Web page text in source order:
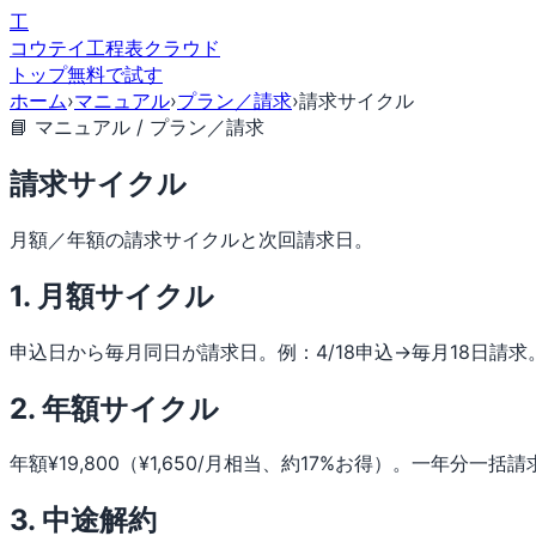
工
コウテイ工程表クラウド
トップ無料で試す
ホーム›マニュアル›プラン／請求›請求サイクル
📘 マニュアル / プラン／請求
請求サイクル
月額／年額の請求サイクルと次回請求日。
1. 月額サイクル
申込日から毎月同日が請求日。例：4/18申込→毎月18日請求。
2. 年額サイクル
年額¥19,800（¥1,650/月相当、約17%お得）。一年分一括請
3. 中途解約